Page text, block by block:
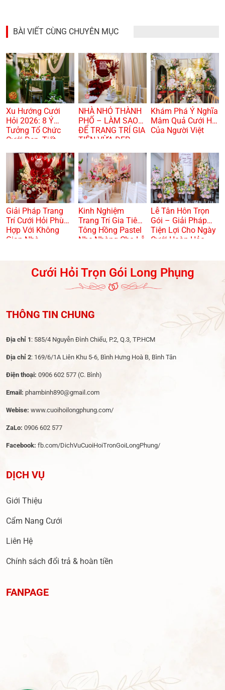
BÀI VIẾT CÙNG CHUYÊN MỤC
Xu Hướng Cưới
Hỏi 2026: 8 Ý
Tưởng Tổ Chức
Cưới Đẹp, Tiết
NHÀ NHỎ THÀNH
PHỐ – LÀM SAO
ĐỂ TRANG TRÍ GIA
TIÊN VỪA ĐẸP
TRỌNG? 🏠🌸
Khám Phá Ý Nghĩa
Mâm Quả Cưới Hỏi
Của Người Việt
Giải Pháp Trang
Trí Cưới Hỏi Phù
Hợp Với Không
Gian Nhà
Kinh Nghiệm
Trang Trí Gia Tiên
Tông Hồng Pastel
Nhẹ Nhàng Cho Lễ
Lễ Tân Hôn Trọn
Gói – Giải Pháp
Tiện Lợi Cho Ngày
Cưới Hoàn Hảo
Cưới Hỏi Trọn Gói Long Phụng
THÔNG TIN CHUNG
Địa chỉ 1 : 585/4 Nguyễn Đình Chiểu, P.2, Q.3, TP.HCM
Địa chỉ 2: 169/6/1A Liên Khu 5-6, Bình Hưng Hoà B, Bình Tân
Điện thoại: 0906 602 577 (C. Bình)
Email: phambinh890@gmail.com
Webise: www.cuoihoilongphung.com/
ZaLo: 0906 602 577
Facebook: fb.com/DichVuCuoiHoiTronGoiLongPhung/
DỊCH VỤ
Giới Thiệu
Cẩm Nang Cưới
Liên Hệ
Chính sách đổi trả & hoàn tiền
FANPAGE